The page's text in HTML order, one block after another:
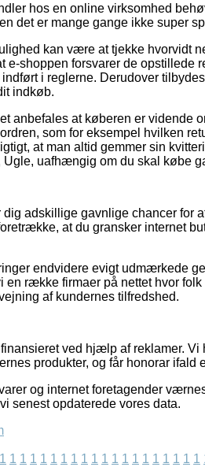
hos en online virksomhed
det er mange gange ikke super
kan være at tjekke hvorvidt
e-shoppen forsvarer de opstillede
i reglerne. Derudover
indkøb.
anbefales at køberen er
som for eksempel hvilken
at man altid gemmer sin
uafhængig om du skal købe
dig adskillige gavnlige chancer for
at du gransker internet
endvidere evigt udmærkede
en række firmaer på nettet hvor
af kundernes tilfredshed.
ved hjælp af reklamer.
produkter, og får honorar
og internet foretagender
senest opdaterede vores data.
1 1 1 1 1 1 1 1 1 1 1 1 1 1 1 1 1 1 1 1